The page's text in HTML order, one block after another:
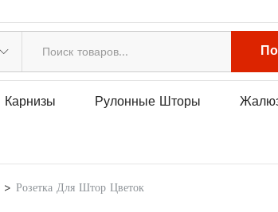
Карнизы Рулонные Шторы
Розетка Для Штор Цветок